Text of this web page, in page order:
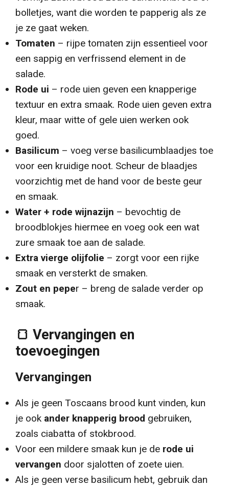
bolletjes, want die worden te papperig als ze
je ze gaat weken.
Tomaten – rijpe tomaten zijn essentieel voor
een sappig en verfrissend element in de
salade.
Rode ui – rode uien geven een knapperige
textuur en extra smaak. Rode uien geven extra
kleur, maar witte of gele uien werken ook
goed.
Basilicum – voeg verse basilicumblaadjes toe
voor een kruidige noot. Scheur de blaadjes
voorzichtig met de hand voor de beste geur
en smaak.
Water + rode wijnazijn – bevochtig de
broodblokjes hiermee en voeg ook een wat
zure smaak toe aan de salade.
Extra vierge olijfolie – zorgt voor een rijke
smaak en versterkt de smaken.
Zout en peper – breng de salade verder op
smaak.
🍞 Vervangingen en
toevoegingen
Vervangingen
Als je geen Toscaans brood kunt vinden, kun
je ook ander knapperig brood gebruiken,
zoals ciabatta of stokbrood.
Voor een mildere smaak kun je de rode ui
vervangen door sjalotten of zoete uien.
Als je geen verse basilicum hebt, gebruik dan